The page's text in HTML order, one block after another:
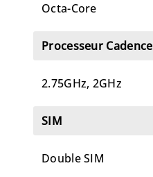
Octa-Core
Processeur Cadence
2.75GHz, 2GHz
SIM
Double SIM